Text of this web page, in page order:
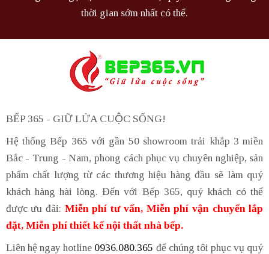
thời gian sớm nhất có thể.
BẾP 365 - GIỮ LỬA CUỘC SỐNG!
Hệ thống Bếp 365 với gần 50 showroom trải khắp 3 miền
Bắc - Trung - Nam, phong cách phục vụ chuyên nghiệp, sản
phẩm chất lượng từ các thương hiệu hàng đầu sẽ làm quý
khách hàng hài lòng. Đến với Bếp 365, quý khách có thể
được ưu đãi: Miễn phí tư vấn, Miễn phí vận chuyển lắp
đặt, Miễn phí thiết kế nội thất nhà bếp.
Liên hệ ngay hotline 0936.080.365 để chúng tôi phục vụ quý